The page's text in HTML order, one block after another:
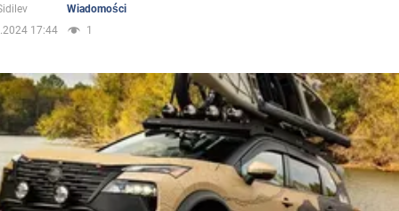
Ukrainie
Wiadomości
17:44
1